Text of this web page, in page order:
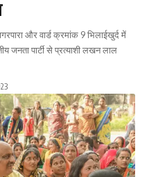
और वार्ड क्रमांक 9 भिलाईखुर्द में
जनता पार्टी से प्रत्याशी लखन लाल